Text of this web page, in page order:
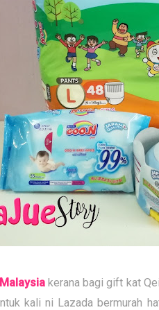
kerana bagi gift kat
kali ni Lazada bermurah